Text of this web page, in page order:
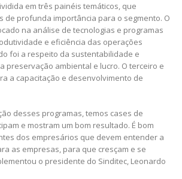
em três painéis temáticos, que
de profunda importância para o segmento. O
na análise de tecnologias e programas
e eficiência das operações
foi a respeito da sustentabilidade e
preservação ambiental e lucro. O terceiro e
a capacitação e desenvolvimento de
desses programas, temos cases de
e mostram um bom resultado. É bom
dos empresários que devem entender a
as empresas, para que cresçam e se
o presidente do Sinditec, Leonardo